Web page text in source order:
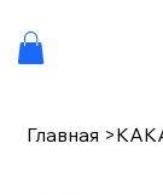
Главная >